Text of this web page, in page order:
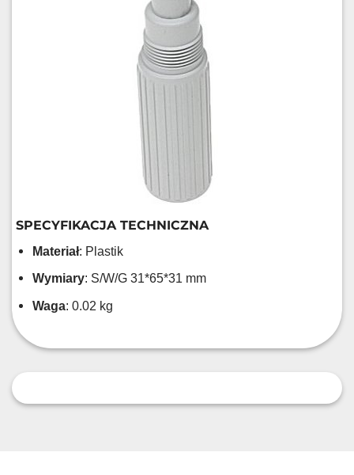
SPECYFIKACJA TECHNICZNA
Materiał: Plastik
Wymiary: S/W/G 31*65*31 mm
Waga: 0.02 kg